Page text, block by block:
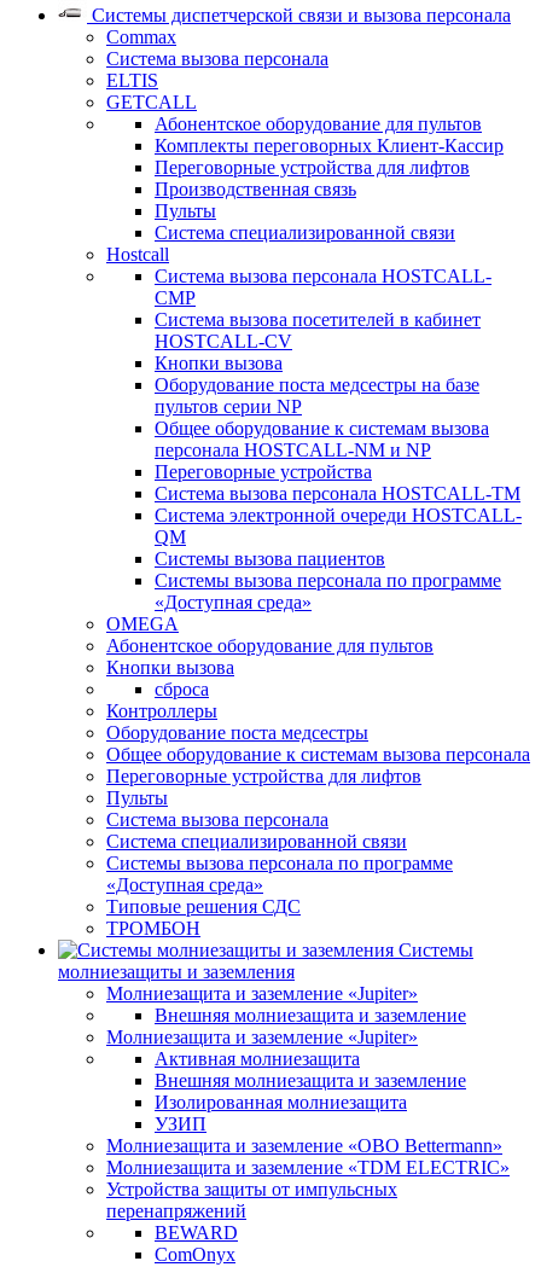
Системы диспетчерской связи и вызова персонала
Commax
Cистема вызова персонала
ELTIS
GETCALL
Абонентское оборудование для пультов
Комплекты переговорных Клиент-Кассир
Переговорные устройства для лифтов
Производственная связь
Пульты
Система специализированной связи
Hostcall
Cистема вызова персонала HOSTCALL-
CMP
Cистема вызова посетителей в кабинет
HOSTCALL-CV
Кнопки вызова
Оборудование поста медсестры на базе
пультов серии NP
Общее оборудование к системам вызова
персонала HOSTCALL-NM и NP
Переговорные устройства
Система вызова персонала HOSTCALL-TM
Система электронной очереди HOSTCALL-
QM
Системы вызова пациентов
Системы вызова персонала по программе
«Доступная среда»
OMEGA
Абонентское оборудование для пультов
Кнопки вызова
сброса
Контроллеры
Оборудование поста медсестры
Общее оборудование к системам вызова персонала
Переговорные устройства для лифтов
Пульты
Система вызова персонала
Система специализированной связи
Системы вызова персонала по программе
«Доступная среда»
Типовые решения СДС
ТРОМБОН
Системы
молниезащиты и заземления
Молниезащита и заземление «Jupiter»
Внешняя молниезащита и заземление
Молниезащита и заземление «Jupiter»
Активная молниезащита
Внешняя молниезащита и заземление
Изолированная молниезащита
УЗИП
Молниезащита и заземление «OBO Bettermann»
Молниезащита и заземление «TDM ЕLECTRIC»
Устройства защиты от импульсных
перенапряжений
BEWARD
ComOnyx